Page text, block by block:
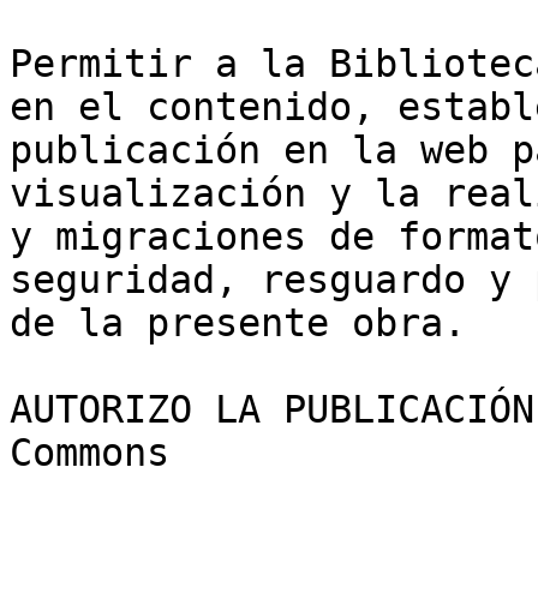
Permitir a la
en el contenido,
publicación en la web
visualización y la
y migraciones de
seguridad, resguardo
de la presente obra.
AUTORIZO LA